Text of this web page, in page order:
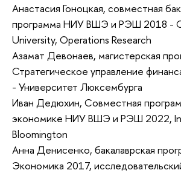
Анастасия Гоноцкая, совместная
программа НИУ ВШЭ и РЭШ 2018 -
University, Operations Research
Азамат Девонаев, магистерская
Стратегическое управление
- Университет Люксембурга
Иван Дедюхин, Совместная
экономике НИУ ВШЭ и РЭШ 2022,
Bloomington
Анна Денисенко, бакалаврская
Экономика 2017,